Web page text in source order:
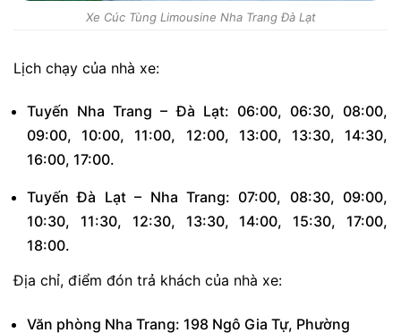
Xe Cúc Tùng Limousine Nha Trang Đà Lạt
Lịch chạy của nhà xe:
Tuyến Nha Trang – Đà Lạt: 06:00, 06:30, 08:00,
09:00, 10:00, 11:00, 12:00, 13:00, 13:30, 14:30,
16:00, 17:00.
Tuyến Đà Lạt – Nha Trang: 07:00, 08:30, 09:00,
10:30, 11:30, 12:30, 13:30, 14:00, 15:30, 17:00,
18:00.
Địa chỉ, điểm đón trả khách của nhà xe:
Văn phòng Nha Trang: 198 Ngô Gia Tự, Phường